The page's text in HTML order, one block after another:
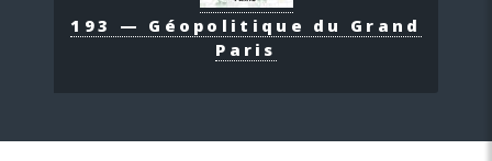
193 — Géopolitique du Grand
Paris